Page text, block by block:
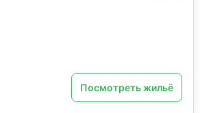
Посмотреть жильё